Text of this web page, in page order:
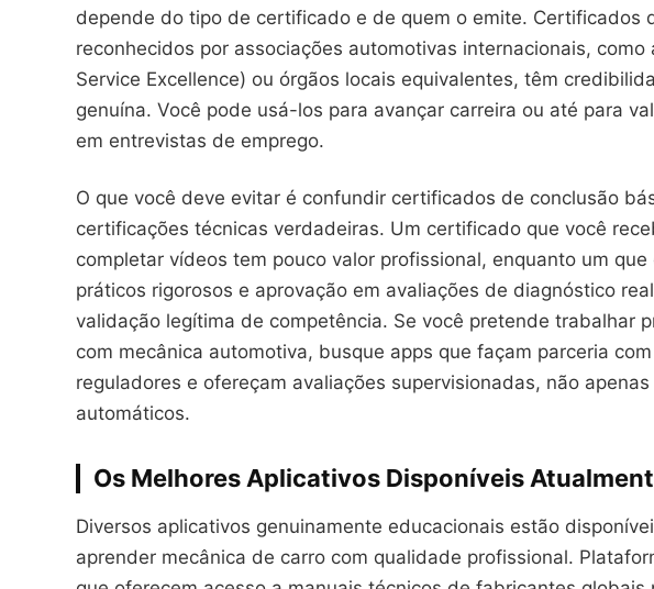
depende do tipo de certificado e de quem o emite. Certificados
reconhecidos por associações automotivas internacionais, como
Service Excellence) ou órgãos locais equivalentes, têm
genuína. Você pode usá-los para avançar carreira ou até para
em entrevistas de emprego.
O que você deve evitar é confundir certificados de conclusão
certificações técnicas verdadeiras. Um certificado que você
completar vídeos tem pouco valor profissional, enquanto um que
práticos rigorosos e aprovação em avaliações de diagnóstico
validação legítima de competência. Se você pretende trabalhar
com mecânica automotiva, busque apps que façam parceria
reguladores e ofereçam avaliações supervisionadas, não
automáticos.
Os Melhores Aplicativos Disponíveis
Diversos aplicativos genuinamente educacionais estão
aprender mecânica de carro com qualidade profissional.